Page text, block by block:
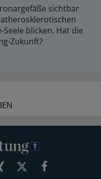
sichtbar
blicken. Hat die
Zukunft?